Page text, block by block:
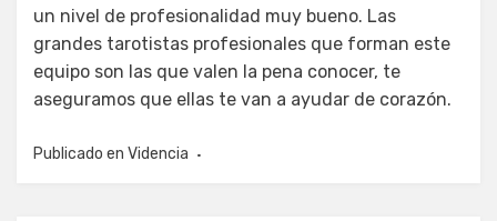
un nivel de profesionalidad muy bueno. Las
grandes tarotistas profesionales que forman este
equipo son las que valen la pena conocer, te
aseguramos que ellas te van a ayudar de corazón.
Publicado en Videncia